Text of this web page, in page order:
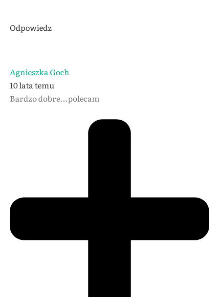
Odpowiedz
Agnieszka Goch
10 lata temu
Bardzo dobre…polecam